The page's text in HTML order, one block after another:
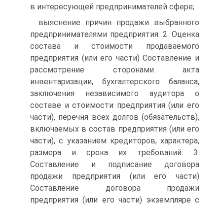
в интересующей предпринимателей сфере;
выяснение причин продажи выбранного
предпринимателями предприятия. 2. Оценка
состава и стоимости продаваемого
предприятия (или его части) Составление и
рассмотрение сторонами акта
инвентаризации, бухгалтерского баланса,
заключения независимого аудитора о
составе и стоимости предприятия (или его
части), перечня всех долгов (обязательств),
включаемых в состав предприятия (или его
части), с указанием кредиторов, характера,
размера и срока их требований. 3.
Составление и подписание договора
продажи предприятия (или его части)
Составление договора продажи
предприятия (или его части) экземпляре с